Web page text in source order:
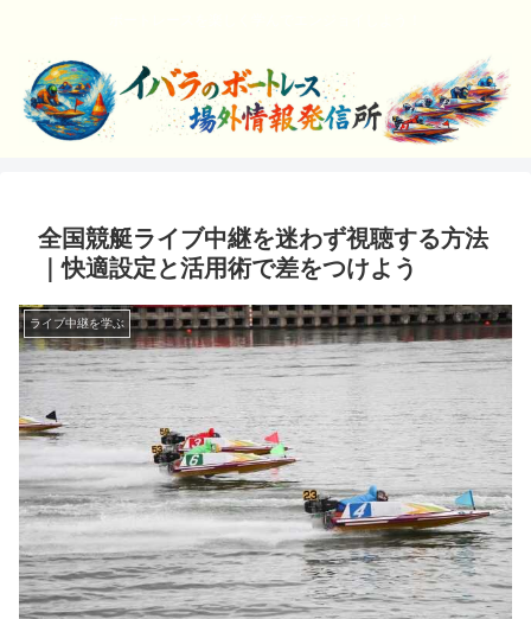
全国競艇ライブ中継を迷わず視聴する方法
｜快適設定と活用術で差をつけよう
ライブ中継を学ぶ